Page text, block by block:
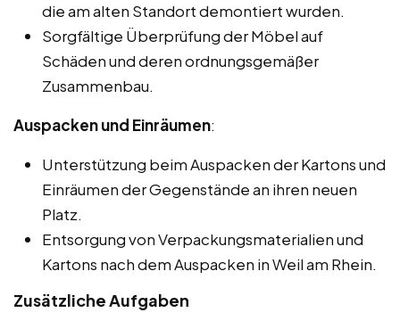
die am alten Standort demontiert wurden.
Sorgfältige Überprüfung der Möbel auf
Schäden und deren ordnungsgemäßer
Zusammenbau.
Auspacken und Einräumen:
Unterstützung beim Auspacken der Kartons und
Einräumen der Gegenstände an ihren neuen
Platz.
Entsorgung von Verpackungsmaterialien und
Kartons nach dem Auspacken in Weil am Rhein.
Zusätzliche Aufgaben